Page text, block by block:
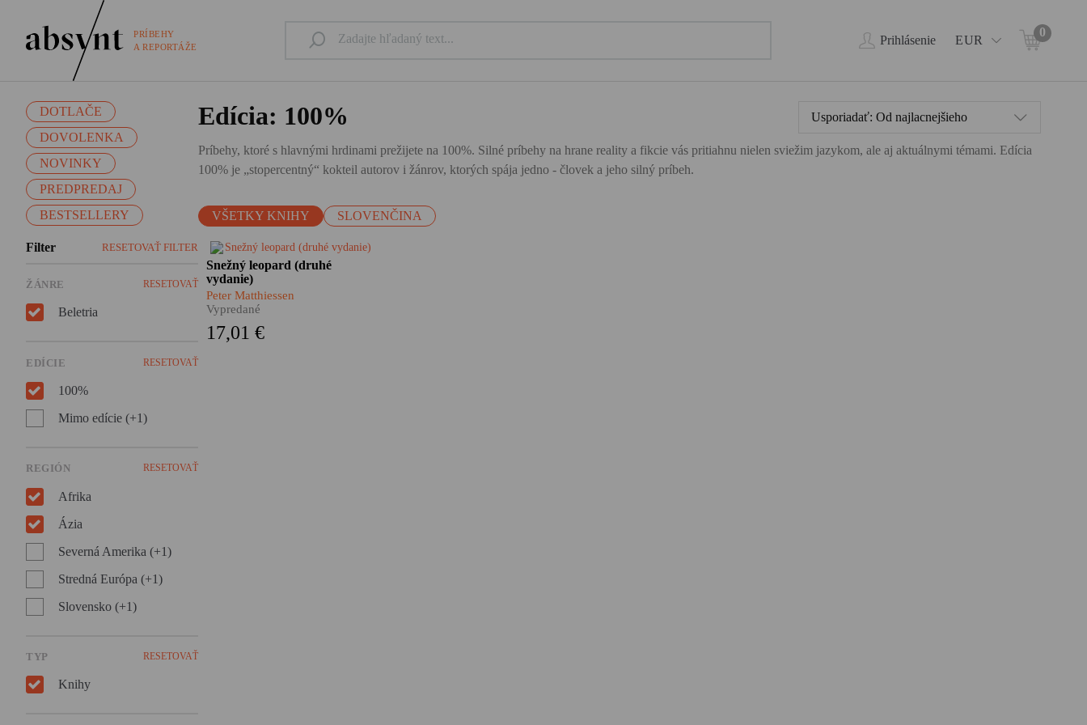
PRÍBEHY
A REPORTÁŽE
Prihlásenie EUR
0
DOTLAČE
DOVOLENKA
NOVINKY
PREDPREDAJ
BESTSELLERY
Filter RESETOVAŤ FILTER
ŽÁNRE RESETOVAŤ
Beletria
EDÍCIE RESETOVAŤ
100%
Mimo edície (+1)
REGIÓN RESETOVAŤ
Afrika
Ázia
Severná Amerika (+1)
Stredná Európa (+1)
Slovensko (+1)
TYP RESETOVAŤ
Knihy
Edícia: 100%
Príbehy, ktoré s hlavnými hrdinami prežijete na 100%. Silné príbehy na hrane reality a fikcie vás pritiahnu nielen sviežim jazykom, ale aj aktuálnymi témami. Edícia
100% je „stopercentný“ kokteil autorov i žánrov, ktorých spája jedno - človek a jeho silný príbeh.
VŠETKY KNIHY SLOVENČINA
Usporiadať: Od najlacnejšieho
Himalájske dobrodružstvo,
nezvyčajný cestopis, hlboká
meditácia i silný
autobiografický román. Taký je
Matthiessena, pútnika po
Snežný leopard (druhé
vydanie)
Peter Matthiessen
Vypredané
17,01 €